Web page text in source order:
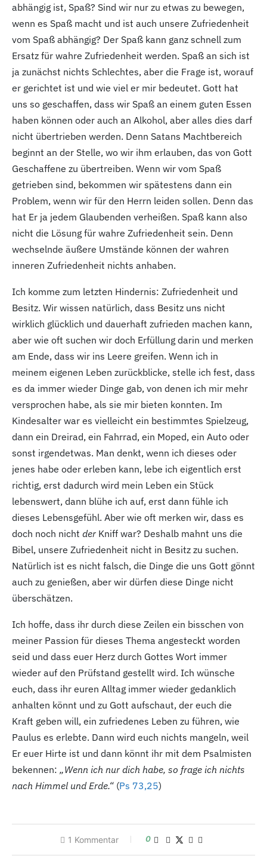
abhängig ist, Spaß? Sind wir nur zu etwas zu bewegen,
wenn es Spaß macht und ist auch unsere Zufriedenheit
vom Spaß abhängig? Der Spaß kann ganz schnell zum
Ersatz für wahre Zufriedenheit werden. Spaß an sich ist
ja zunächst nichts Schlechtes, aber die Frage ist, worauf
er gerichtet ist und wie viel er mir bedeutet. Gott hat
uns so geschaffen, dass wir Spaß an einem guten Essen
haben können oder auch an Alkohol, aber alles dies darf
nicht übertrieben werden. Denn Satans Machtbereich
beginnt an der Stelle, wo wir ihm erlauben, das von Gott
Geschaffene zu übertreiben. Wenn wir vom Spaß
getrieben sind, bekommen wir spätestens dann ein
Problem, wenn wir für den Herrn leiden sollen. Denn das
hat Er ja jedem Glaubenden verheißen. Spaß kann also
nicht die Lösung für wahre Zufriedenheit sein. Denn
wechselnde äußere Umstände können der wahren
inneren Zufriedenheit nichts anhaben.
Ich komme zum letzten Hindernis: Zufriedenheit und
Besitz. Wir wissen natürlich, dass Besitz uns nicht
wirklich glücklich und dauerhaft zufrieden machen kann,
aber wie oft suchen wir doch Erfüllung darin und merken
am Ende, dass wir ins Leere greifen. Wenn ich in
meinem eigenen Leben zurückblicke, stelle ich fest, dass
es da immer wieder Dinge gab, von denen ich mir mehr
versprochen habe, als sie mir bieten konnten. Im
Kindesalter war es vielleicht ein bestimmtes Spielzeug,
dann ein Dreirad, ein Fahrrad, ein Moped, ein Auto oder
sonst irgendetwas. Man denkt, wenn ich dieses oder
jenes habe oder erleben kann, lebe ich eigentlich erst
richtig, erst dadurch wird mein Leben ein Stück
lebenswert, dann blühe ich auf, erst dann fühle ich
dieses Lebensgefühl. Aber wie oft merken wir, dass es
doch noch nicht der Kniff war? Deshalb mahnt uns die
Bibel, unsere Zufriedenheit nicht in Besitz zu suchen.
Natürlich ist es nicht falsch, die Dinge die uns Gott gönnt
auch zu genießen, aber wir dürfen diese Dinge nicht
überschätzen.
Ich hoffe, dass ihr durch diese Zeilen ein bisschen von
meiner Passion für dieses Thema angesteckt worden
seid und dass euer Herz durch Gottes Wort immer
wieder auf den Prüfstand gestellt wird. Ich wünsche
euch, dass ihr euren Alltag immer wieder gedanklich
anhalten könnt und zu Gott aufschaut, der euch die
Kraft geben will, ein zufriedenes Leben zu führen, wie
Paulus es erlebte. Dann wird euch nichts mangeln, weil
Er euer Hirte ist und dann könnt ihr mit dem Psalmisten
bekennen: „Wenn ich nur dich habe, so frage ich nichts
nach Himmel und Erde.“ (Ps 73,25)
1 Kommentar 0